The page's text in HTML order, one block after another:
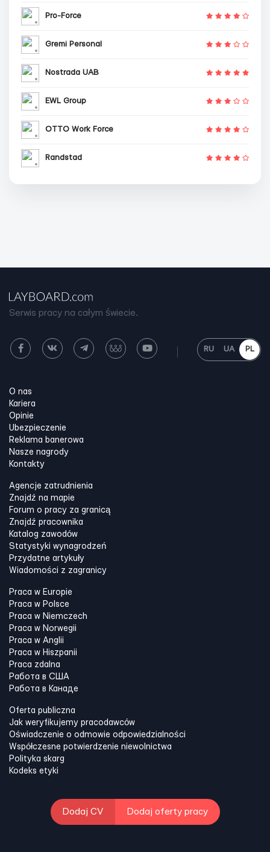
Pro-Force
Gremi Personal
Nostrada UAB
EWL Group
OTTO Work Force
Randstad
Serwis pracy na całym świecie.
RU UA PL
O nas
Kariera
Opinie
Ubezpieczenie
Reklama banerowa
Nasze nagrody
Kontakty
Agencje zatrudnienia
Znajdź na mapie
Forum o pracy za granicą
Znajdź pracownika
Katalog zawodów
Statystyki wynagrodzeń
Przydatne artykuły
Wiadomości z zagranicy
Praca w Europie
Praca w Polsce
Praca w Niemczech
Praca w Norwegii
Praca w Anglii
Praca w Hiszpanii
Praca zdalna
Работа в США
Работа в Канадe
Oferta publiczna
Jak weryfikujemy pracodawców
Oświadczenie o odmowie odpowiedzialności
Współczesne potwierdzenie niewolnictwa
Polityka skarg
Kodeks etyki
Dodaj CV Dodaj oferty pracy